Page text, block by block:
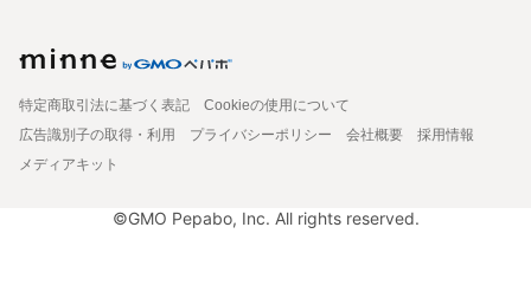
特定商取引法に基づく表記
Cookieの使用について
広告識別子の取得・利用
プライバシーポリシー 会社概要
採用情報
メディアキット
©GMO Pepabo, Inc. All rights reserved.